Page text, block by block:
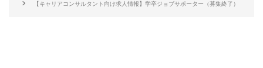
【キャリアコンサルタント向け求人情報】学卒ジョブサポーター（募集終了）